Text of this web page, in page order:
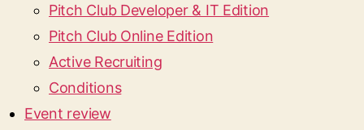
Pitch Club Developer & IT Edition
Pitch Club Online Edition
Active Recruiting
Conditions
Event review